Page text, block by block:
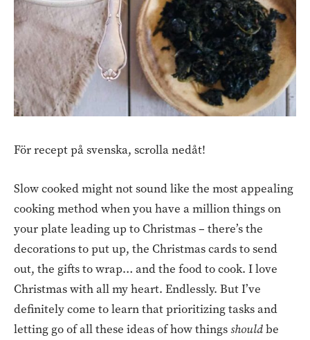
För recept på svenska, scrolla nedåt!
Slow cooked might not sound like the most appealing
cooking method when you have a million things on
your plate leading up to Christmas – there’s the
decorations to put up, the Christmas cards to send
out, the gifts to wrap… and the food to cook. I love
Christmas with all my heart. Endlessly. But I’ve
definitely come to learn that prioritizing tasks and
letting go of all these ideas of how thingsshouldbe